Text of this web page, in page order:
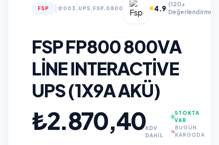
FSP 003.UPS.FSP.0800 4.9 (120+
Değerlendirme)
FSP FP800 800VA
LINE INTERACTIVE
UPS (1X9A AKÜ)
₺2.870,40KDV
DAHİL
STOKTA
VAR
BUGÜN
KARGODA